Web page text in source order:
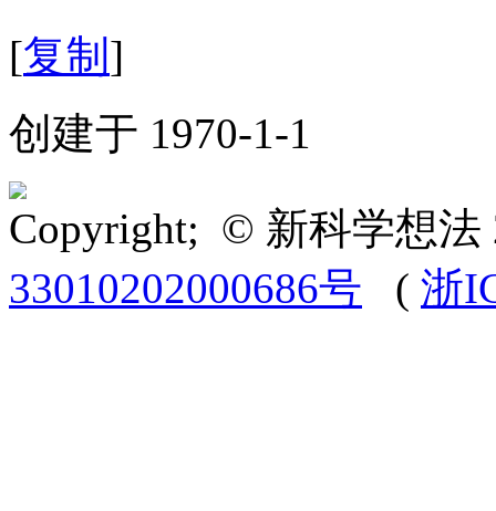
[复制 ]
创建于 1970-1-1
Copyright; © 新科学想
33010202000686号 ( 浙